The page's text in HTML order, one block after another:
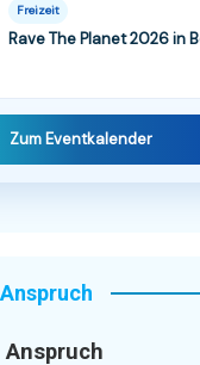
Freizeit
Rave The Planet 2026 in
Zum Eventkalender